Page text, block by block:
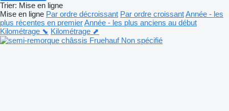
Trier: Mise en ligne
Mise en ligne Par ordre décroissant Par ordre croissantAnnée - les
plus récentes en premierAnnée - les plus anciens au début
Kilométrage ⬊ Kilométrage ⬈